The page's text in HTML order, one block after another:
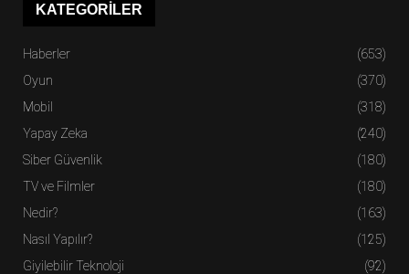
KATEGORILER
Haberler
(653)
Oyun
(370)
Mobil
(318)
Yapay Zeka
(240)
Siber Güvenlik
(180)
TV ve Filmler
(180)
Nedir?
(163)
Nasıl Yapılır?
(125)
Giyilebilir Teknoloji
(92)